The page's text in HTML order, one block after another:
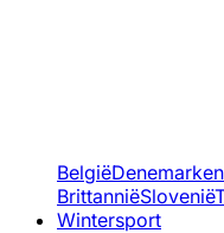
BelgiëDenemarken
BrittanniëSlovenië
Wintersport